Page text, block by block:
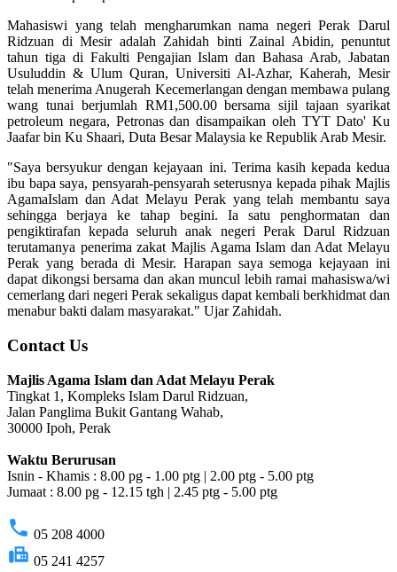
Mahasiswi yang telah mengharumkan nama negeri Perak Darul
Ridzuan di Mesir adalah Zahidah binti Zainal Abidin, penuntut
tahun tiga di Fakulti Pengajian Islam dan Bahasa Arab, Jabatan
Usuluddin & Ulum Quran, Universiti Al-Azhar, Kaherah, Mesir
telah menerima Anugerah Kecemerlangan dengan membawa pulang
wang tunai berjumlah RM1,500.00 bersama sijil tajaan syarikat
petroleum negara, Petronas dan disampaikan oleh TYT Dato' Ku
Jaafar bin Ku Shaari, Duta Besar Malaysia ke Republik Arab Mesir.
"Saya bersyukur dengan kejayaan ini. Terima kasih kepada kedua
ibu bapa saya, pensyarah-pensyarah seterusnya kepada pihak Majlis
AgamaIslam dan Adat Melayu Perak yang telah membantu saya
sehingga berjaya ke tahap begini. Ia satu penghormatan dan
pengiktirafan kepada seluruh anak negeri Perak Darul Ridzuan
terutamanya penerima zakat Majlis Agama Islam dan Adat Melayu
Perak yang berada di Mesir. Harapan saya semoga kejayaan ini
dapat dikongsi bersama dan akan muncul lebih ramai mahasiswa/wi
cemerlang dari negeri Perak sekaligus dapat kembali berkhidmat dan
menabur bakti dalam masyarakat." Ujar Zahidah.
Contact Us
Majlis Agama Islam dan Adat Melayu Perak
Tingkat 1, Kompleks Islam Darul Ridzuan,
Jalan Panglima Bukit Gantang Wahab,
30000 Ipoh, Perak
Waktu Berurusan
Isnin - Khamis : 8.00 pg - 1.00 ptg | 2.00 ptg - 5.00 ptg
Jumaat : 8.00 pg - 12.15 tgh | 2.45 ptg - 5.00 ptg
phone 05 208 4000
fax 05 241 4257